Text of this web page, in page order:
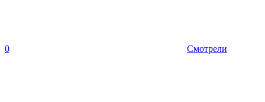
0 Смотрели